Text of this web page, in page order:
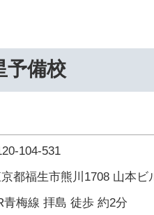
予備校
104-531
都福生市熊川1708 山本ビ
青梅線 拝島 徒歩 約2分